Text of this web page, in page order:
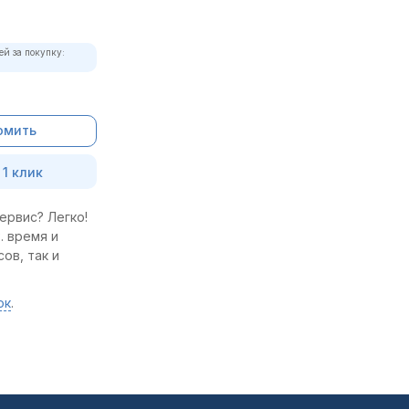
за покупку:
клик
Легко!
время и
так и
.